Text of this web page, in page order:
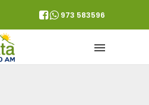
973 583596